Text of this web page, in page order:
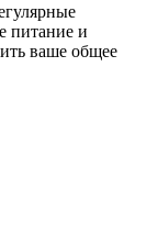
питание и
ваше общее